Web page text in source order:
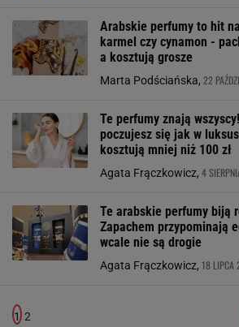
Arabskie perfumy to hit
karmel czy cynamon -
a kosztują grosze
Marta Podściańska, 22
Te perfumy znają
poczujesz się jak w
kosztują mniej niż 100 zł
Agata Frączkowicz, 4
Te arabskie perfumy biją
Zapachem przypominają
wcale nie są drogie
Agata Frączkowicz, 18 LIPCA
1 2